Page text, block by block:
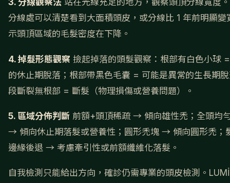
3. 分線觀察法 站在光線充足的地方，觀察頭頂分線寬度
分線處可以清楚看到大面積頭皮，或分線比 1 年前明顯變
示頭頂區域的毛髮密度在下降。
4. 掉髮形態觀察 撿起掉落的頭髮觀察：根部有白色小球
的休止期脫落；根部帶黑色毛囊 = 可能是異常的生長期
段斷裂無根部 = 斷髮（物理損傷或營養問題）。
5. 區域分佈判斷 前額+頭頂稀疏 → 傾向雄性禿；全頭均
→ 傾向休止期落髮或營養性；圓形禿塊 → 傾向圓形禿；
邊緣後退 → 考慮牽引性或前額纖維化落髮。
自我檢測只能給出方向，確診仍需專業的頭皮檢測。